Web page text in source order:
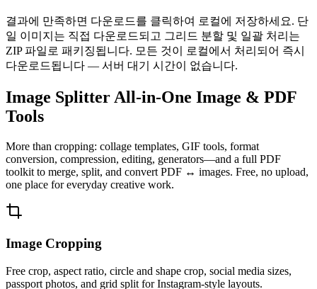
결과에 만족하면 다운로드를 클릭하여 로컬에 저장하세요. 단
일 이미지는 직접 다운로드되고 그리드 분할 및 일괄 처리는
ZIP 파일로 패키징됩니다. 모든 것이 로컬에서 처리되어 즉시
다운로드됩니다 — 서버 대기 시간이 없습니다.
Image Splitter All-in-One Image & PDF
Tools
More than cropping: collage templates, GIF tools, format
conversion, compression, editing, generators—and a full PDF
toolkit to merge, split, and convert PDF ↔ images. Free, no upload,
one place for everyday creative work.
Image Cropping
Free crop, aspect ratio, circle and shape crop, social media sizes,
passport photos, and grid split for Instagram-style layouts.